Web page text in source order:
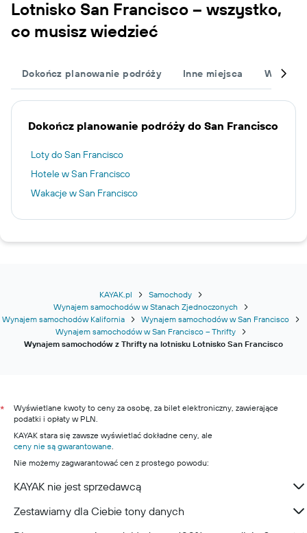
Lotnisko San Francisco – wszystko,
co musisz wiedzieć
Dokończ planowanie podróży Inne miejsca
Dokończ planowanie podróży do San Francisco
Loty do San Francisco
Hotele w San Francisco
Wakacje w San Francisco
KAYAK.pl
Samochody
Wynajem samochodów w Stanach Zjednoczonych
Wynajem samochodów Kalifornia
Wynajem samochodów w San Francisco
Wynajem samochodów w San Francisco – Thrifty
Wynajem samochodów z Thrifty na lotnisku Lotnisko San Francisco
*
Wyświetlane kwoty to ceny za osobę, za bilet elektroniczny, zawierające
podatki i opłaty w PLN.
KAYAK stara się zawsze wyświetlać dokładne ceny, ale
ceny nie są gwarantowane.
Nie możemy zagwarantować cen z prostego powodu:
KAYAK nie jest sprzedawcą
Zestawiamy dla Ciebie tony danych